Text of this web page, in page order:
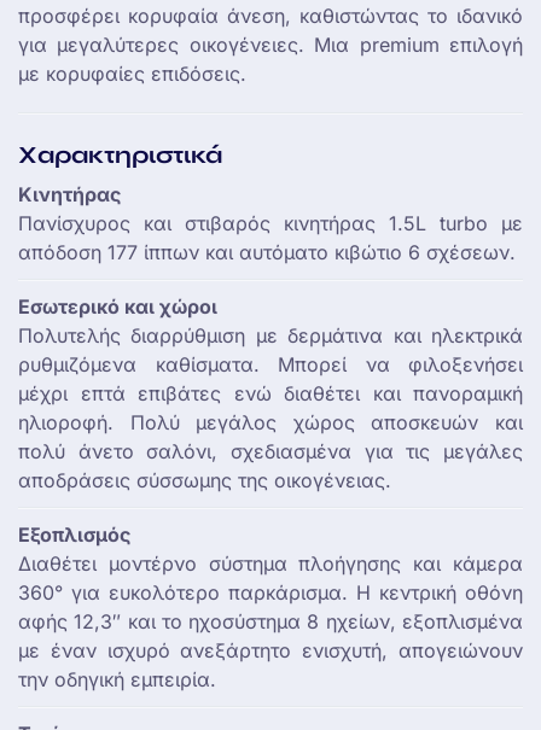
προσφέρει κορυφαία άνεση, καθιστώντας το ιδανικό
για μεγαλύτερες οικογένειες. Μια premium επιλογή
με κορυφαίες επιδόσεις.
Χαρακτηριστικά
Κινητήρας
Πανίσχυρος και στιβαρός κινητήρας 1.5L turbo με
απόδοση 177 ίππων και αυτόματο κιβώτιο 6 σχέσεων.
Εσωτερικό και χώροι
Πολυτελής διαρρύθμιση με δερμάτινα και ηλεκτρικά
ρυθμιζόμενα καθίσματα. Μπορεί να φιλοξενήσει
μέχρι επτά επιβάτες ενώ διαθέτει και πανοραμική
ηλιοροφή. Πολύ μεγάλος χώρος αποσκευών και
πολύ άνετο σαλόνι, σχεδιασμένα για τις μεγάλες
αποδράσεις σύσσωμης της οικογένειας.
Εξοπλισμός
Διαθέτει μοντέρνο σύστημα πλοήγησης και κάμερα
360° για ευκολότερο παρκάρισμα. Η κεντρική οθόνη
αφής 12,3″ και το ηχοσύστημα 8 ηχείων, εξοπλισμένα
με έναν ισχυρό ανεξάρτητο ενισχυτή, απογειώνουν
την οδηγική εμπειρία.